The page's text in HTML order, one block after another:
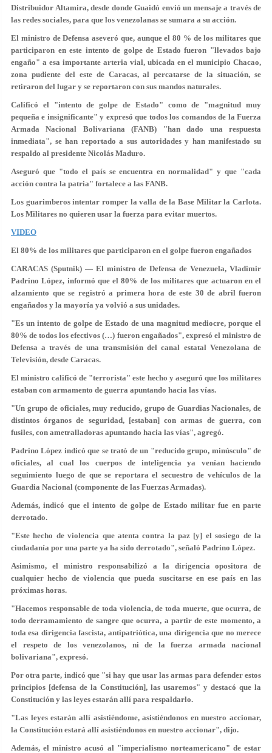
Distribuidor Altamira, desde donde Guaidó envió un mensaje a través de
las redes sociales, para que los venezolanas se sumara a su acción.
El ministro de Defensa aseveró que, aunque el 80 % de los militares que
participaron en este intento de golpe de Estado fueron "llevados bajo
engaño" a esa importante arteria vial, ubicada en el municipio Chacao,
zona pudiente del este de Caracas, al percatarse de la situación, se
retiraron del lugar y se reportaron con sus mandos naturales.
Calificó el "intento de golpe de Estado" como de "magnitud muy
pequeña e insignificante" y expresó que todos los comandos de la Fuerza
Armada Nacional Bolivariana (FANB) "han dado una respuesta
inmediata", se han reportado a sus autoridades y han manifestado su
respaldo al presidente Nicolás Maduro.
Aseguró que "todo el país se encuentra en normalidad" y que "cada
acción contra la patria" fortalece a las FANB.
Los guarimberos intentar romper la valla de la Base Militar la Carlota.
Los Militares no quieren usar la fuerza para evitar muertos.
VIDEO
El 80% de los militares que participaron en el golpe fueron engañados
CARACAS (Sputnik) — El ministro de Defensa de Venezuela, Vladimir
Padrino López, informó que el 80% de los militares que actuaron en el
alzamiento que se registró a primera hora de este 30 de abril fueron
engañados y la mayoría ya volvió a sus unidades.
"Es un intento de golpe de Estado de una magnitud mediocre, porque el
80% de todos los efectivos (…) fueron engañados", expresó el ministro de
Defensa a través de una transmisión del canal estatal Venezolana de
Televisión, desde Caracas.
El ministro calificó de "terrorista" este hecho y aseguró que los militares
estaban con armamento de guerra apuntando hacia las vías.
"Un grupo de oficiales, muy reducido, grupo de Guardias Nacionales, de
distintos órganos de seguridad, [estaban] con armas de guerra, con
fusiles, con ametralladoras apuntando hacia las vías", agregó.
Padrino López indicó que se trató de un "reducido grupo, minúsculo" de
oficiales, al cual los cuerpos de inteligencia ya venían haciendo
seguimiento luego de que se reportara el secuestro de vehículos de la
Guardia Nacional (componente de las Fuerzas Armadas).
Además, indicó que el intento de golpe de Estado militar fue en parte
derrotado.
"Este hecho de violencia que atenta contra la paz [y] el sosiego de la
ciudadanía por una parte ya ha sido derrotado", señaló Padrino López.
Asimismo, el ministro responsabilizó a la dirigencia opositora de
cualquier hecho de violencia que pueda suscitarse en ese país en las
próximas horas.
"Hacemos responsable de toda violencia, de toda muerte, que ocurra, de
todo derramamiento de sangre que ocurra, a partir de este momento, a
toda esa dirigencia fascista, antipatriótica, una dirigencia que no merece
el respeto de los venezolanos, ni de la fuerza armada nacional
bolivariana", expresó.
Por otra parte, indicó que "si hay que usar las armas para defender estos
principios [defensa de la Constitución], las usaremos" y destacó que la
Constitución y las leyes estarán allí para respaldarlo.
"Las leyes estarán allí asistiéndome, asistiéndonos en nuestro accionar,
la Constitución estará allí asistiéndonos en nuestro accionar", dijo.
Además, el ministro acusó al "imperialismo norteamericano" de estar